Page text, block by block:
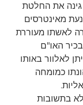
– UN Watch גינה את החלטת
מאינטרסים
לאשתו מעוררת
האו"ם
לאלוור באותו
את 6 שנות כהונתו כמומחה
בתשובות